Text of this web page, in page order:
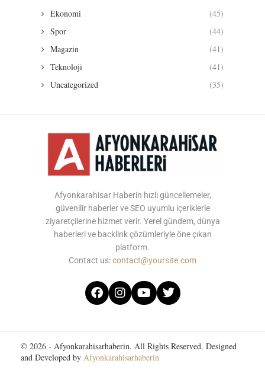
Ekonomi
(45)
Spor
(44)
Magazin
(41)
Teknoloji
(41)
Uncategorized
(35)
Afyonkarahisar Haberin hızlı güncellemeler,
güvenilir haberler ve SEO uyumlu içeriklerle
ziyaretçilerine hizmet verir. Yerel gündem, dünya
haberleri ve backlink çözümleriyle öne çıkan
platform.
Contact us:contact@yoursite.com
© 2026 - Afyonkarahisarhaberin. All Rights Reserved. Designed
and Developed by Afyonkarahisarhaberin